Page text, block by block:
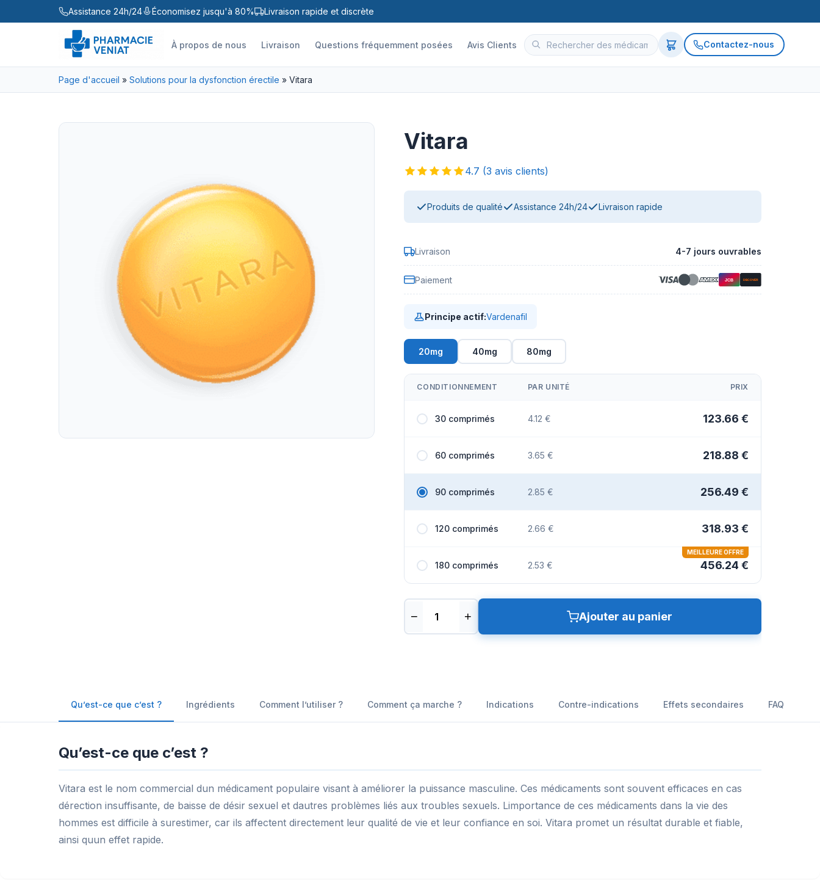
Assistance 24h/24 Économisez jusqu'à 80% Livraison rapide et discrète
À propos de nous Livraison Questions fréquemment posées Avis Clients Contactez-nous
Page d'accueil » Solutions pour la dysfonction érectile » Vitara
Vitara
4.7 (3 avis clients)
Produits de qualité Assistance 24h/24 Livraison rapide
Livraison 4-7 jours ouvrables
Paiement
Principe actif:Vardenafil
20mg 40mg 80mg
CONDITIONNEMENT PAR UNITÉ PRIX
30 comprimés 4.12 € 123.66 €
60 comprimés 3.65 € 218.88 €
90 comprimés 2.85 € 256.49 €
120 comprimés 2.66 € 318.93 €
180 comprimés 2.53 € 456.24 €
MEILLEURE OFFRE
− + Ajouter au panier
Qu’est-ce que c’est ? Ingrédients Comment l’utiliser ? Comment ça marche ? Indications Contre-indications Effets secondaires FAQ
Qu’est-ce que c’est ?
Vitara est le nom commercial dun médicament populaire visant à améliorer la puissance masculine. Ces médicaments sont souvent efficaces en cas
dérection insuffisante, de baisse de désir sexuel et dautres problèmes liés aux troubles sexuels. Limportance de ces médicaments dans la vie des
hommes est difficile à surestimer, car ils affectent directement leur qualité de vie et leur confiance en soi. Vitara promet un résultat durable et fiable,
ainsi quun effet rapide.